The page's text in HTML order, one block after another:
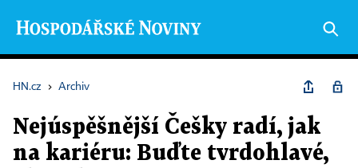
HN.cz › Archiv
Nejúspěšnější Češky radí, jak
na kariéru: Buďte tvrdohlavé,